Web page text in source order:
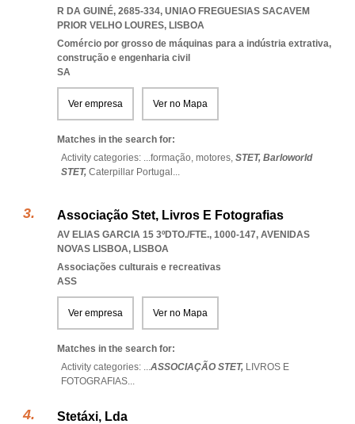
R DA GUINÉ, 2685-334, UNIAO FREGUESIAS SACAVEM
PRIOR VELHO LOURES, LISBOA
Comércio por grosso de máquinas para a indústria extrativa,
construção e engenharia civil
SA
Ver empresa Ver no Mapa
Matches in the search for:
Activity categories: ...formação, motores, STET, Barloworld
STET, Caterpillar Portugal ...
Associação Stet, Livros E Fotografias
AV ELIAS GARCIA 15 3ºDTO./FTE., 1000-147, AVENIDAS
NOVAS LISBOA, LISBOA
Associações culturais e recreativas
ASS
Ver empresa Ver no Mapa
Matches in the search for:
Activity categories: ...ASSOCIAÇÃO STET, LIVROS E
FOTOGRAFIAS...
Stetáxi, Lda